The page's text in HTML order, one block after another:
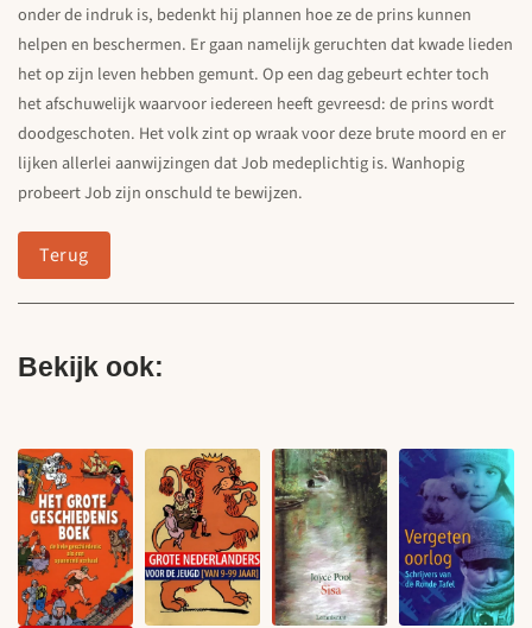
onder de indruk is, bedenkt hij plannen hoe ze de prins kunnen
helpen en beschermen. Er gaan namelijk geruchten dat kwade lieden
het op zijn leven hebben gemunt. Op een dag gebeurt echter toch
het afschuwelijk waarvoor iedereen heeft gevreesd: de prins wordt
doodgeschoten. Het volk zint op wraak voor deze brute moord en er
lijken allerlei aanwijzingen dat Job medeplichtig is. Wanhopig
probeert Job zijn onschuld te bewijzen.
Terug
Bekijk ook: